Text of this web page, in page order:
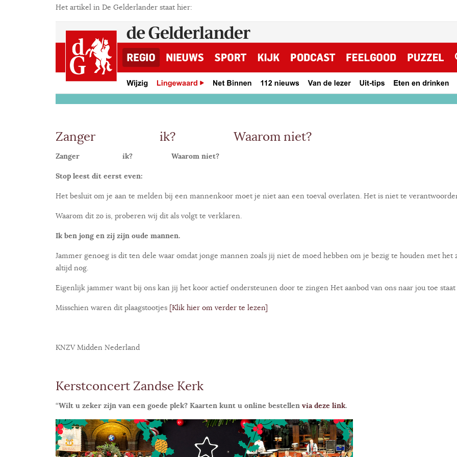
Het artikel in De Gelderlander staat hier:
Zanger ik? Waarom niet?
Zanger ik? Waarom niet?
Stop leest dit eerst even:
Het besluit om je aan te melden bij een mannenkoor moet je niet aan een toeval overlaten. Het is niet te
Waarom dit zo is, proberen wij dit als volgt te verklaren.
Ik ben jong en zij zijn oude mannen.
Jammer genoeg is dit ten dele waar omdat jonge mannen zoals jij niet de moed hebben om je bezig te houden met
altijd nog.
Eigenlijk jammer want bij ons kan jij het koor actief ondersteunen door te zingen Het aanbod van ons naar jou toe
Misschien waren dit plaagstootjes [Klik hier om verder te lezen]
KNZV Midden Nederland
Kerstconcert Zandse Kerk
“Wilt u zeker zijn van een goede plek? Kaarten kunt u online bestellen via deze link.